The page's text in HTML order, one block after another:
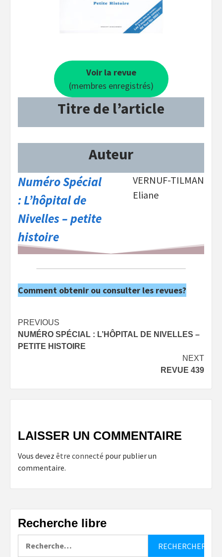
Voir la revue
(membres enregistrés)
Titre de l’article
Auteur
Numéro Spécial
:L’hôpital de
Nivelles – petite
histoire
VERNUF-TILMAN
Eliane
Comment obtenir ou consulter les revues?
Post
navigation
PREVIOUS
NUMÉRO SPÉCIAL : L’HÔPITAL DE NIVELLES –
PETITE HISTOIRE
NEXT
REVUE 439
LAISSER UN COMMENTAIRE
Vous devez être connecté pour publier un
commentaire.
Recherche libre